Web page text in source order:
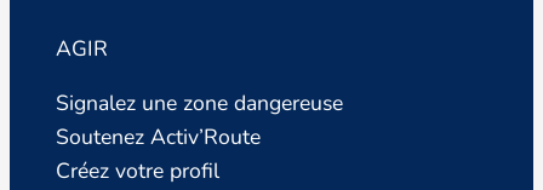
AGIR
Signalez une zone dangereuse
Soutenez Activ’Route
Créez votre profil